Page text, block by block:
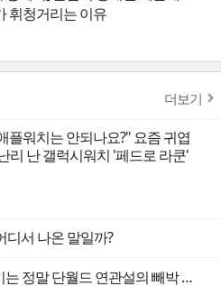
휘청거리는 이유
더보기
플워치는 안되나요?" 요즘 귀엽
리 난 갤럭시워치 '페드로 라쿤'
디서 나온 말일까?
[이슈점검] 뉴진스 OMG 뮤비는 정말 단월드 연관설의 빼박 증거일까